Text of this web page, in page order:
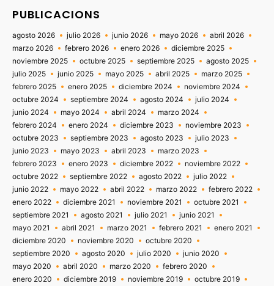
PUBLICACIONS
agosto 2026 julio 2026 junio 2026 mayo 2026
abril 2026
marzo 2026
febrero 2026 enero 2026
diciembre 2025
noviembre 2025
octubre 2025 septiembre 2025
agosto 2025
julio 2025
junio 2025 mayo 2025 abril 2025
marzo 2025
febrero 2025
enero 2025 diciembre 2024
noviembre 2024
octubre 2024
septiembre 2024 agosto 2024
julio 2024
junio 2024
mayo 2024 abril 2024
marzo 2024
febrero 2024
enero 2024 diciembre 2023
noviembre 2023
octubre 2023
septiembre 2023 agosto 2023
julio 2023
junio 2023
mayo 2023 abril 2023
marzo 2023
febrero 2023
enero 2023 diciembre 2022
noviembre 2022
octubre 2022
septiembre 2022 agosto 2022
julio 2022
junio 2022
mayo 2022 abril 2022 marzo 2022
febrero 2022
enero 2022
diciembre 2021 noviembre 2021
octubre 2021
septiembre 2021
agosto 2021 julio 2021
junio 2021
mayo 2021
abril 2021 marzo 2021 febrero 2021
enero 2021
diciembre 2020
noviembre 2020
octubre 2020
septiembre 2020
agosto 2020 julio 2020
junio 2020
mayo 2020
abril 2020 marzo 2020
febrero 2020
enero 2020
diciembre 2019 noviembre 2019
octubre 2019